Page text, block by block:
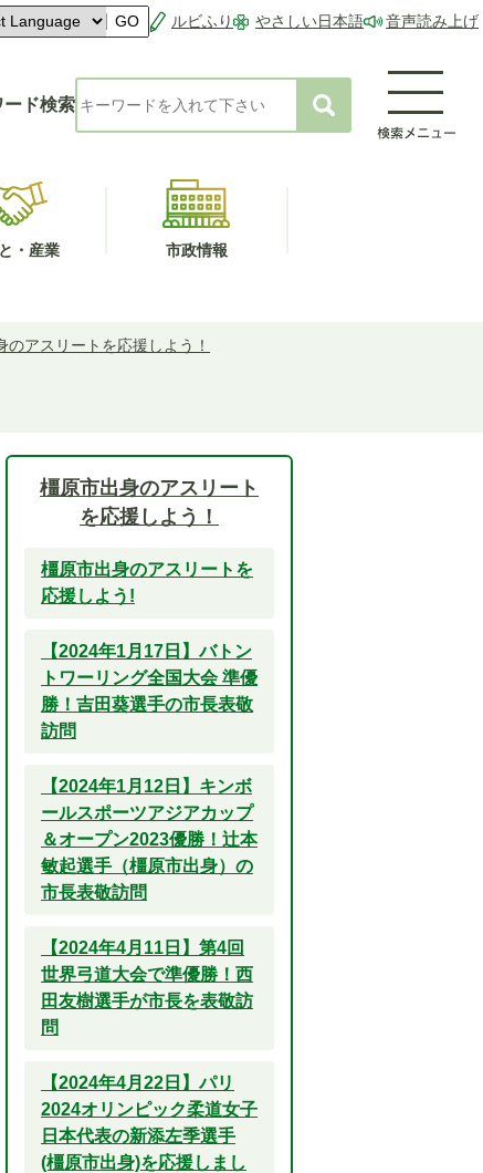
GO ルビふり やさしい日本語 音声読み上げ
ード検索
・産業 市政情報
のアスリートを応援しよう！
橿原市出身のアスリート
を応援しよう！
橿原市出身のアスリートを
応援しよう!
【2024年1月17日】バトン
トワーリング全国大会 準優
勝！吉田葵選手の市長表敬
訪問
【2024年1月12日】キンボ
ールスポーツアジアカップ
＆オープン2023優勝！辻本
敏起選手（橿原市出身）の
市長表敬訪問
【2024年4月11日】第4回
世界弓道大会で準優勝！西
田友樹選手が市長を表敬訪
問
【2024年4月22日】パリ
2024オリンピック柔道女子
日本代表の新添左季選手
(橿原市出身)を応援しまし